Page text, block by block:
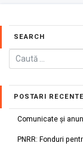
SEARCH
POSTARI RECENTE
Comunicate și
PNRR: Fonduri